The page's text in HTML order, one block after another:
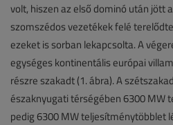
volt, hiszen az első dominó után jött
szomszédos vezetékek felé
ezeket is sorban lekapcsolta. A
egységes kontinentális európai
részre szakadt (1. ábra). A
északnyugati térségében 6300 MW
pedig 6300 MW teljesítménytöbblet